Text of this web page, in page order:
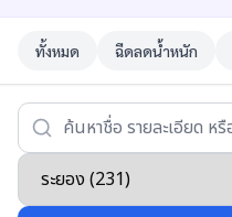
ทั้งหมด ฉีดลดน้ำหนัก